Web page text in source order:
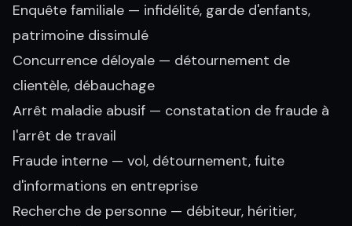
Enquête familiale — infidélité, garde d'enfants,
patrimoine dissimulé
Concurrence déloyale — détournement de
clientèle, débauchage
Arrêt maladie abusif — constatation de fraude à
l'arrêt de travail
Fraude interne — vol, détournement, fuite
d'informations en entreprise
Recherche de personne — débiteur, héritier,